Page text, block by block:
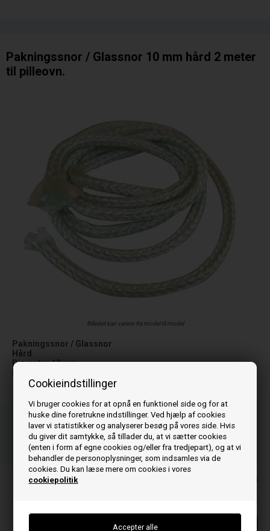
Cookieindstillinger
Vi bruger cookies for at opnå en funktionel side og for at
huske dine foretrukne indstillinger. Ved hjælp af cookies
laver vi statistikker og analyserer besøg på vores side. Hvis
du giver dit samtykke, så tillader du, at vi sætter cookies
(enten i form af egne cookies og/eller fra tredjepart), og at vi
behandler de personoplysninger, som indsamles via de
cookies. Du kan læse mere om cookies i vores
cookiepolitik
Pakningssnor / Glassnor 10 mm hård 2 meter
til pilleovn.
Billedet kan variere fra model til model
Pakningssnor / Glassnor
Hård
Diameter 10 mm
Bestil før kl 15.00 og vi sender idag
06
TIM.
15
MIN.
08
SEK.
Priserne er inkl. moms
DKK